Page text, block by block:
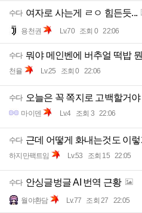
수다 여자로 사는게 ㄹㅇ 힘든듯...
용천권 Lv.70 조회 0 22:06
수다 뭐야 메인벤에 버추얼 떡밥
천율 Lv.25 조회 0 22:06
수다 오늘은 꼭 쪽지로 고백할거야
마이덴 Lv.4 조회 3 22:06
수다 근데 어떻게 화내는것도 이
하지만팩트임 Lv.53 조회 15 22:05
수다 안싱글벙글 AI 번역 근황
월야환담 Lv.77 조회 27 22:05